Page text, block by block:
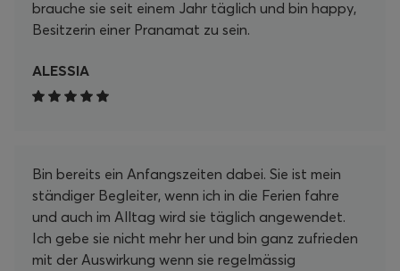
brauche sie seit einem Jahr täglich und bin happy,
Besitzerin einer Pranamat zu sein.
ALESSIA
Bin bereits ein Anfangszeiten dabei. Sie ist mein
ständiger Begleiter, wenn ich in die Ferien fahre
und auch im Alltag wird sie täglich angewendet.
Ich gebe sie nicht mehr her und bin ganz zufrieden
mit der Auswirkung wenn sie regelmässig